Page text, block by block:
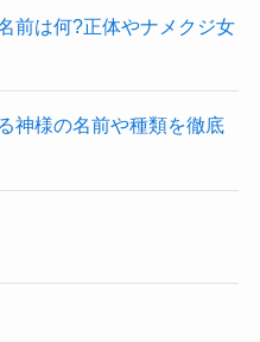
前は何?正体やナメクジ女
神様の名前や種類を徹底